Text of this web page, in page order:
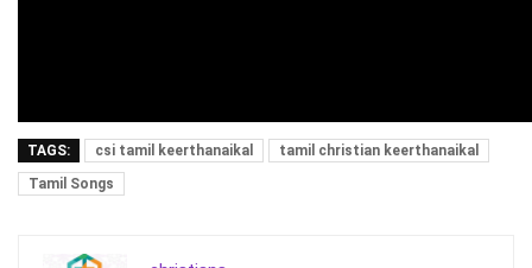
TAGS: csi tamil keerthanaikal
tamil christian keerthanaikal
Tamil Songs